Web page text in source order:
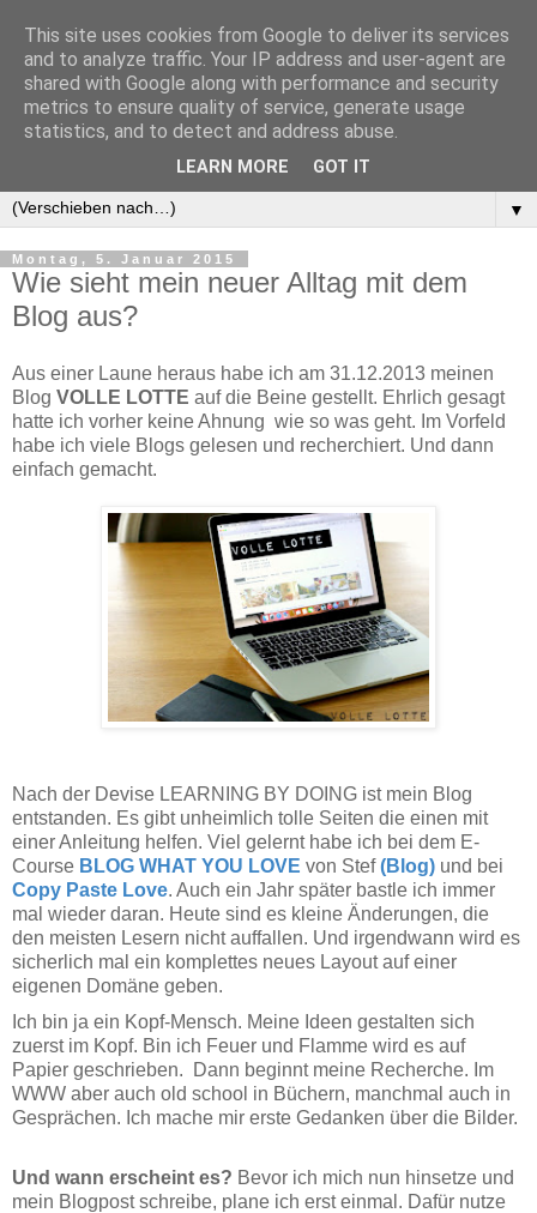
▼
Montag, 5. Januar 2015
Wie sieht mein neuer Alltag mit dem
Blog aus?
Aus einer Laune heraus habe ich am 31.12.2013 meinen
Blog VOLLE LOTTE auf die Beine gestellt. Ehrlich gesagt
hatte ich vorher keine Ahnung wie so was geht. Im Vorfeld
habe ich viele Blogs gelesen und recherchiert. Und dann
einfach gemacht.
Nach der Devise LEARNING BY DOING ist mein Blog
entstanden. Es gibt unheimlich tolle Seiten die einen mit
einer Anleitung helfen. Viel gelernt habe ich bei dem E-
Course BLOG WHAT YOU LOVE von Stef(Blog) und bei
Copy Paste Love. Auch ein Jahr später bastle ich immer
mal wieder daran. Heute sind es kleine Änderungen, die
den meisten Lesern nicht auffallen. Und irgendwann wird es
sicherlich mal ein komplettes neues Layout auf einer
eigenen Domäne geben.
Ich bin ja ein Kopf-Mensch. Meine Ideen gestalten sich
zuerst im Kopf. Bin ich Feuer und Flamme wird es auf
Papier geschrieben. Dann beginnt meine Recherche. Im
WWW aber auch old school in Büchern, manchmal auch in
Gesprächen. Ich mache mir erste Gedanken über die Bilder.
Und wann erscheint es? Bevor ich mich nun hinsetze und
mein Blogpost schreibe, plane ich erst einmal. Dafür nutze
This site uses cookies from Google to deliver its services
and to analyze traffic. Your IP address and user-agent are
shared with Google along with performance and security
metrics to ensure quality of service, generate usage
statistics, and to detect and address abuse.
LEARN MORE GOT IT